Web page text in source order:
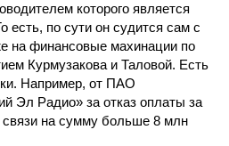
которого является
есть, по сути он судится сам с
на финансовые махинации по
Курмузакова и Таловой. Есть
Например, от ПАО
Эл Радио» за отказ оплаты за
связи на сумму больше 8 млн